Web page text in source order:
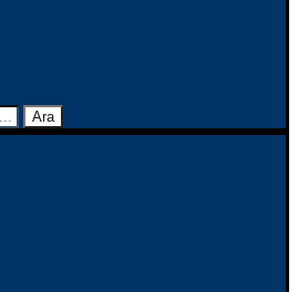
Ara